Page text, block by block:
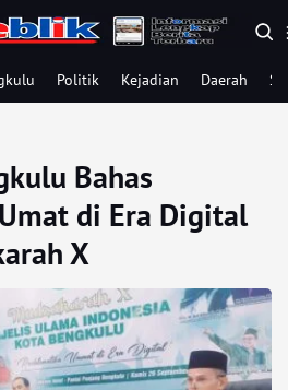
Politik Kejadian Daerah
Bahas
di Era Digital
X